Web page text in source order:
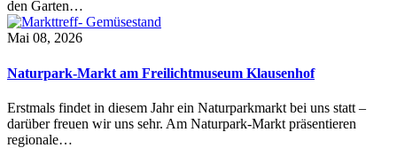
den Garten…
Mai 08, 2026
Naturpark-Markt am Freilichtmuseum Klausenhof
Erstmals findet in diesem Jahr ein Naturparkmarkt bei uns statt –
darüber freuen wir uns sehr. Am Naturpark-Markt präsentieren
regionale…